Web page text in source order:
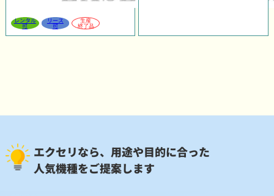
レンタル
可
リース
可
生産
終了品
エクセリなら、用途や目的に合った
人気機種をご提案します